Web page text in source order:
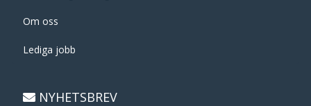
Om oss
Lediga jobb
NYHETSBREV